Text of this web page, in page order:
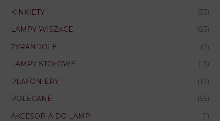
KINKIETY
(33)
LAMPY WISZĄCE
(83)
ŻYRANDOLE
(7)
LAMPY STOŁOWE
(13)
PLAFONIERY
(17)
POLECANE
(56)
AKCESORIA DO LAMP
(1)